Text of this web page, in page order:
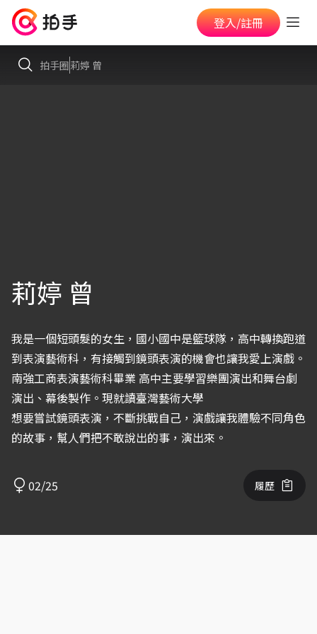
登入/註冊
拍手圈莉婷 曾
莉婷 曾
我是一個短頭髮的女生，國小國中是籃球隊，高中轉換跑道
到表演藝術科，有接觸到鏡頭表演的機會也讓我愛上演戲。
南強工商表演藝術科畢業 高中主要學習樂團演出和舞台劇
演出、幕後製作。現就讀臺灣藝術大學
想要嘗試鏡頭表演，不斷挑戰自己，演戲讓我體驗不同角色
的故事，幫人們把不敢說出的事，演出來。
02/25 履歷